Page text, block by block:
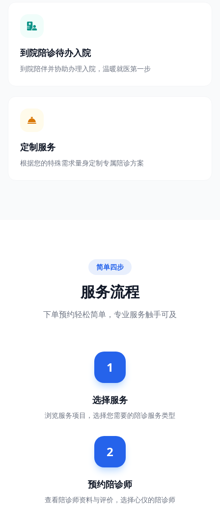
到院陪诊待办入院
到院陪伴并协助办理入院，温暖就医第一步
定制服务
根据您的特殊需求量身定制专属陪诊方案
简单四步
服务流程
下单预约轻松简单，专业服务触手可及
1
选择服务
浏览服务项目，选择您需要的陪诊服务类型
2
预约陪诊师
查看陪诊师资料与评价，选择心仪的陪诊师